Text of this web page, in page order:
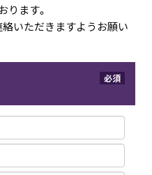
ります。
いただきますようお願い
必須